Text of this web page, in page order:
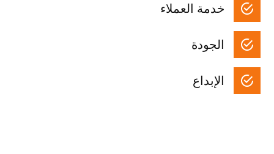
خدمة العملاء
الجودة
الإبداع